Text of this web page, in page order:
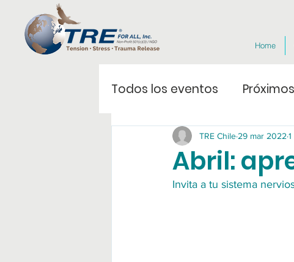
Home
Todos los eventos
Abril:
TRE Chile 29 mar 2022
Invita a tu sistema